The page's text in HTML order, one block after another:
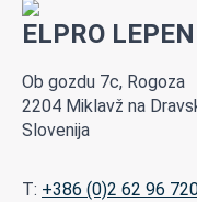
ELPRO
Ob gozdu 7c, Rogoza
2204 Miklavž na
Slovenija
T: +386 (0)2 62 96